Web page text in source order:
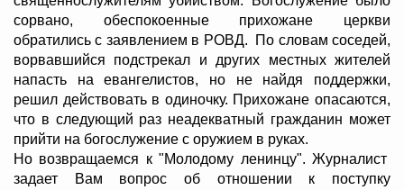
сорвано, обеспокоенные прихожане церкви
обратились с заявлением в РОВД. По словам соседей,
ворвавшийся подстрекал и других местных жителей
напасть на евангелистов, но не найдя поддержки,
решил действовать в одиночку. Прихожане опасаются,
что в следующий раз неадекватный гражданин может
прийти на богослужение с оружием в руках.
Но возвращаемся к "Молодому ленинцу". Журналист
задает Вам вопрос об отношении к поступку